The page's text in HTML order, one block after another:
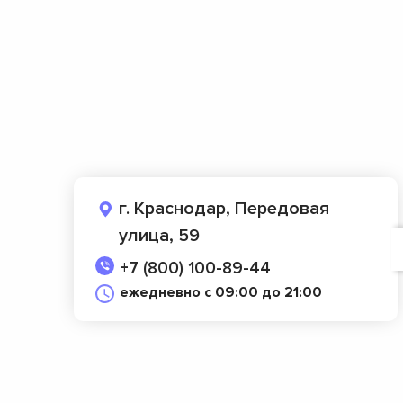
г. Краснодар, Передовая
улица, 59
+7 (800) 100-89-44
ежедневно с 09:00 до 21:00